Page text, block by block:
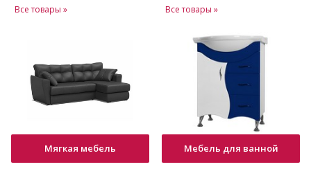
Все товары »
Все товары »
Мягкая мебель Мебель для ванной